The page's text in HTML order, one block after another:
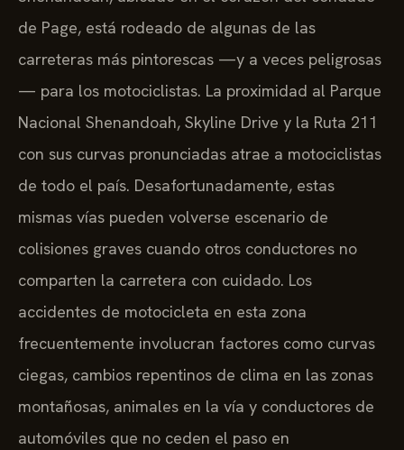
de Page, está rodeado de algunas de las
carreteras más pintorescas —y a veces peligrosas
— para los motociclistas. La proximidad al Parque
Nacional Shenandoah, Skyline Drive y la Ruta 211
con sus curvas pronunciadas atrae a motociclistas
de todo el país. Desafortunadamente, estas
mismas vías pueden volverse escenario de
colisiones graves cuando otros conductores no
comparten la carretera con cuidado. Los
accidentes de motocicleta en esta zona
frecuentemente involucran factores como curvas
ciegas, cambios repentinos de clima en las zonas
montañosas, animales en la vía y conductores de
automóviles que no ceden el paso en